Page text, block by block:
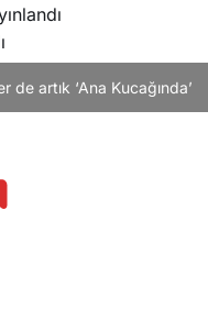
de artık ‘Ana Kucağında’